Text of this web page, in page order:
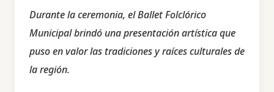
Durante la ceremonia, el Ballet Folclórico
Municipal brindó una presentación artística que
puso en valor las tradiciones y raíces culturales de
la región.